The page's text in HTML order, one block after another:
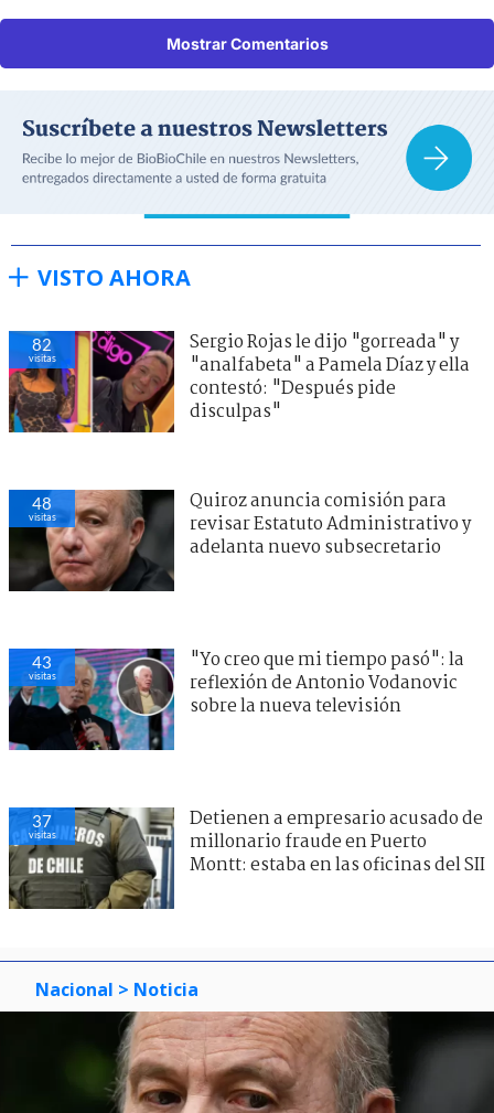
Mostrar Comentarios
VISTO AHORA
82
visitas
Sergio Rojas le dijo "gorreada" y
"analfabeta" a Pamela Díaz y ella
contestó: "Después pide
disculpas"
48
visitas
Quiroz anuncia comisión para
revisar Estatuto Administrativo y
adelanta nuevo subsecretario
43
visitas
"Yo creo que mi tiempo pasó": la
reflexión de Antonio Vodanovic
sobre la nueva televisión
37
visitas
Detienen a empresario acusado de
millonario fraude en Puerto
Montt: estaba en las oficinas del SII
Nacional > Noticia